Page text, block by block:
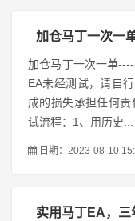
加仓马丁一次一
加仓马丁一次一
EA未经测试，请自
成的损失承担任何
试流程：1、用历史...
日期：2023-08-10
实用马丁EA，